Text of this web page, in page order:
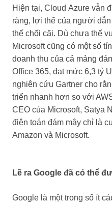
Hiện tại, Cloud Azure vẫn
ràng, lợi thế của người
thể chối cãi. Dù chưa thể
Microsoft cũng có một số
doanh thu của cả mảng
Office 365, đạt mức 6,3 tỷ
nghiên cứu Gartner cho
triển nhanh hơn so với
CEO của Microsoft, Satya
điện toán đám mây chỉ là
Amazon và Microsoft.
Lẽ ra Google đã có thể
Google là một trong số ít